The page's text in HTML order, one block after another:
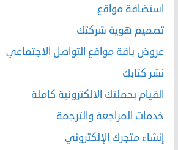
استضافة مواقع
تصميم هوية شركتك
عروض باقة مواقع التواصل الاجتماعي
نشر كتابك
القيام بحملتك الالكترونية كاملة
خدمات المراجعة والترجمة
إنشاء متجرك الإلكتروني